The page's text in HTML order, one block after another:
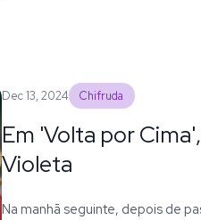
Dec 13, 2024 Chifruda
Em 'Volta por
Violeta
Na manhã seguinte, depois de